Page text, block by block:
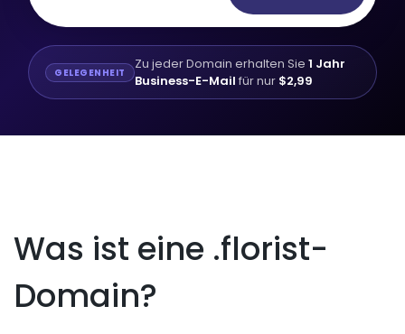
GELEGENHEIT Zu jeder Domain erhalten Sie 1 Jahr
Business-E-Mail für nur $2,99
Was ist eine .florist-
Domain?